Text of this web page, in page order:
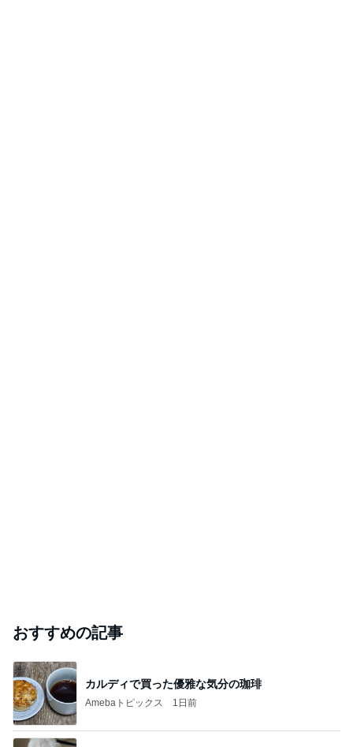
おすすめの記事
カルディで買った優雅な気分の珈琲
Amebaトピックス 1日前